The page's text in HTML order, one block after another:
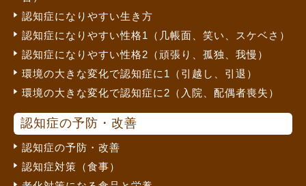
認知症になりやすい生き方
認知症になりやすい性格1（几帳面、笑い、スケベさ）
認知症になりやすい性格2（頑張り、孤独、我慢）
環境の大きな変化で認知症に1（引越し、引退）
環境の大きな変化で認知症に2（入院、配偶者喪失）
認知症の予防・改善
認知症の予防・改善
認知症対策（食事）